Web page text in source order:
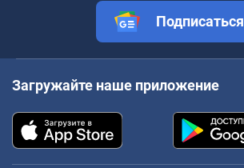
Подписаться
Загружайте наше приложение